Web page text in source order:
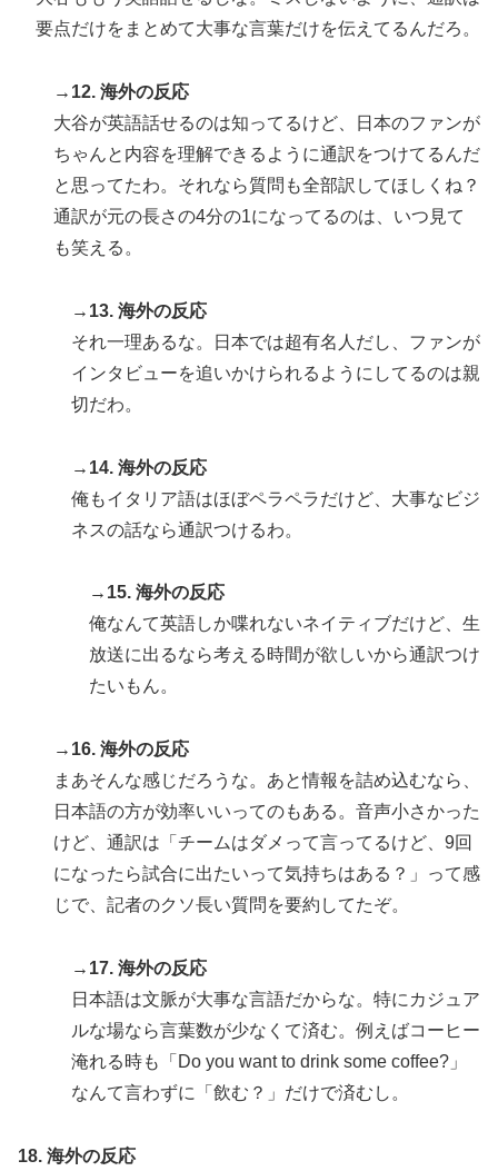
要点だけをまとめて大事な言葉だけを伝えてるんだろ。
→12. 海外の反応
大谷が英語話せるのは知ってるけど、日本のファンが
ちゃんと内容を理解できるように通訳をつけてるんだ
と思ってたわ。それなら質問も全部訳してほしくね？
通訳が元の長さの4分の1になってるのは、いつ見て
も笑える。
→13. 海外の反応
それ一理あるな。日本では超有名人だし、ファンが
インタビューを追いかけられるようにしてるのは親
切だわ。
→14. 海外の反応
俺もイタリア語はほぼペラペラだけど、大事なビジ
ネスの話なら通訳つけるわ。
→15. 海外の反応
俺なんて英語しか喋れないネイティブだけど、生
放送に出るなら考える時間が欲しいから通訳つけ
たいもん。
→16. 海外の反応
まあそんな感じだろうな。あと情報を詰め込むなら、
日本語の方が効率いいってのもある。音声小さかった
けど、通訳は「チームはダメって言ってるけど、9回
になったら試合に出たいって気持ちはある？」って感
じで、記者のクソ長い質問を要約してたぞ。
→17. 海外の反応
日本語は文脈が大事な言語だからな。特にカジュア
ルな場なら言葉数が少なくて済む。例えばコーヒー
淹れる時も「Do you want to drink some coffee?」
なんて言わずに「飲む？」だけで済むし。
18. 海外の反応